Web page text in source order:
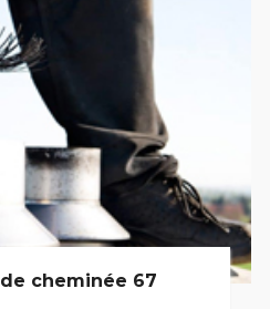
cheminée 67